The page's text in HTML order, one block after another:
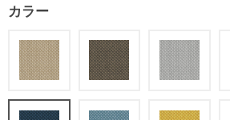
カラー